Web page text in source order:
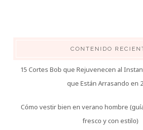
CONTENIDO
15 Cortes Bob que Rejuvenecen al
que Están Arrasando en
Cómo vestir bien en verano hombre
fresco y con estilo)